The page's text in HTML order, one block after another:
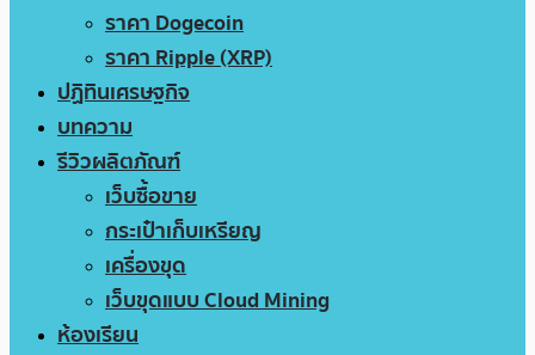
ราคา Dogecoin
ราคา Ripple (XRP)
ปฏิทินเศรษฐกิจ
บทความ
รีวิวผลิตภัณฑ์
เว็บซื้อขาย
กระเป๋าเก็บเหรียญ
เครื่องขุด
เว็บขุดแบบ Cloud Mining
ห้องเรียน